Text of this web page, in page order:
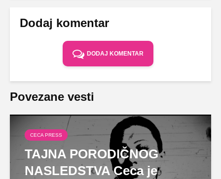
Dodaj komentar
DODAJ KOMENTAR
Povezane vesti
CECA PRESS
TAJNA PORODIČNOG
NASLEDSTVA Ceca je